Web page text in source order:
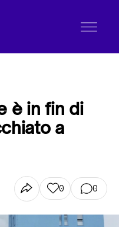
è in fin di
a
0 0